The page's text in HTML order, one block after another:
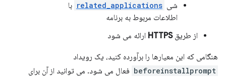
شی related_applications با
اطلاعات مربوط به برنامه
از طریقHTTPS ارائه می شود
هنگامی که این معیارها را برآورده کنید، یک رویداد
beforeinstallprompt فعال می شود. می توانید از آن برای